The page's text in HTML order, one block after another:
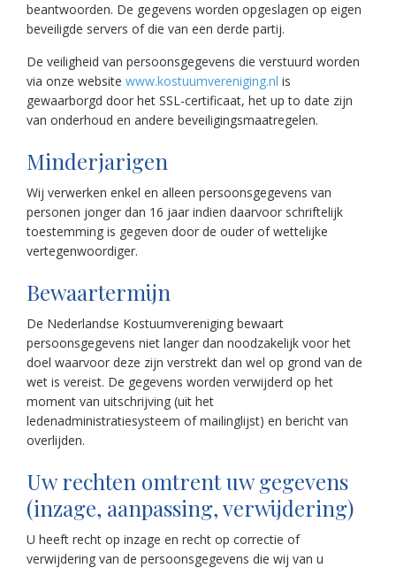
beantwoorden. De gegevens worden opgeslagen op eigen
beveiligde servers of die van een derde partij.
De veiligheid van persoonsgegevens die verstuurd worden
via onze website www.kostuumvereniging.nl is
gewaarborgd door het SSL-certificaat, het up to date zijn
van onderhoud en andere beveiligingsmaatregelen.
Minderjarigen
Wij verwerken enkel en alleen persoonsgegevens van
personen jonger dan 16 jaar indien daarvoor schriftelijk
toestemming is gegeven door de ouder of wettelijke
vertegenwoordiger.
Bewaartermijn
De Nederlandse Kostuumvereniging bewaart
persoonsgegevens niet langer dan noodzakelijk voor het
doel waarvoor deze zijn verstrekt dan wel op grond van de
wet is vereist. De gegevens worden verwijderd op het
moment van uitschrijving (uit het
ledenadministratiesysteem of mailinglijst) en bericht van
overlijden.
Uw rechten omtrent uw gegevens
(inzage, aanpassing, verwijdering)
U heeft recht op inzage en recht op correctie of
verwijdering van de persoonsgegevens die wij van u